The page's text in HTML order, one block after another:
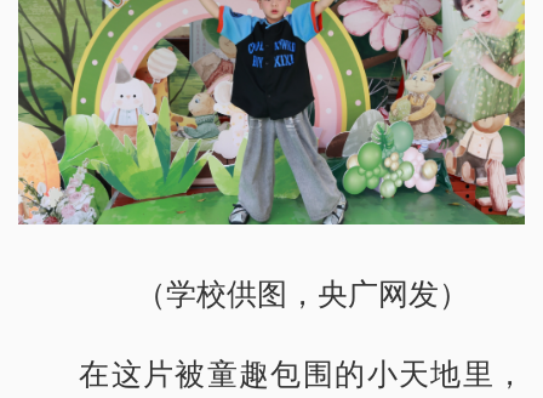
（学校供图，央广网发）
在这片被童趣包围的小天地里，